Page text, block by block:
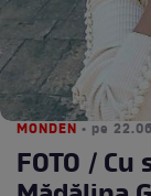
MONDEN • pe
FOTO /